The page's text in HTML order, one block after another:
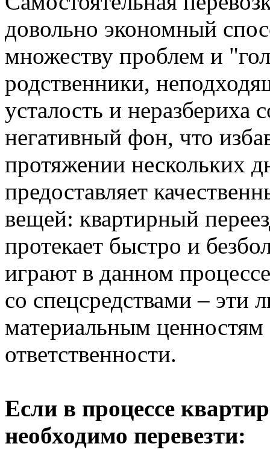
довольно экономный
множеству проблем и
родственники,
усталость и неразбериха
негативный фон, что
протяжении нескольких
предоставляет
вещей: квартирный
протекает быстро и
играют в данном
со спецсредствами – эти
материальным
ответственности.
Если в процессе
необходимо перевезти: